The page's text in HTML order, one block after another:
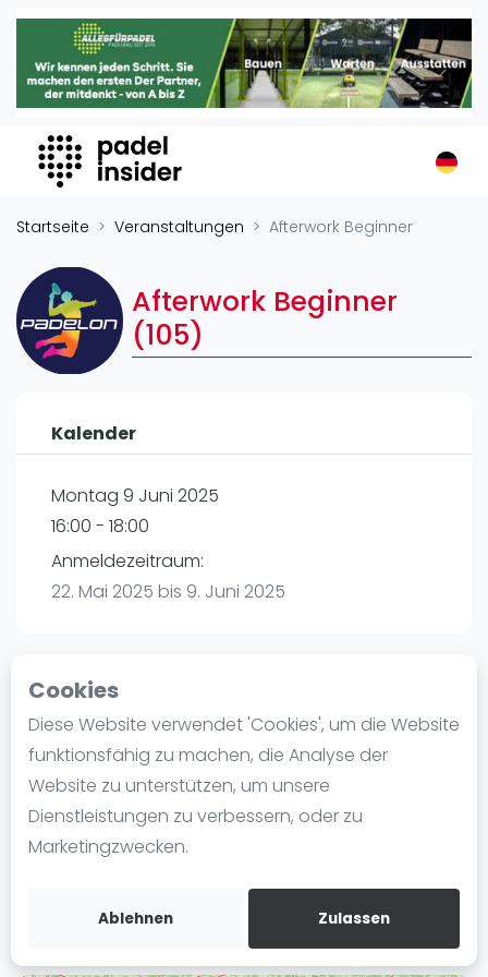
Cookies
Diese Website verwendet 'Cookies', um die Website
funktionsfähig zu machen, die Analyse der
Website zu unterstützen, um unsere
Dienstleistungen zu verbessern, oder zu
Marketingzwecken.
Ablehnen Zulassen
Padel Insider
Home
Organisationen
Buchungssysteme
Padel-Shops
Padelplatzbauer
Verschiedenes
Veranstaltungen
International
Ranking
Männer
Frauen
Blog
Die Geschichte von Padel
Regeln und Punktzählung
Padel Schläge
Video
Startseite Veranstaltungen Afterwork Beginner
Afterwork Beginner
(105)
Kalender
Montag 9 Juni 2025
16:00 - 18:00
Anmeldezeitraum:
22. Mai 2025 bis 9. Juni 2025
Playtomic
Padelon Heilbronn | Heilbronn
Würzburger Straße 52
74078Heilbronn
Routebeschrijving